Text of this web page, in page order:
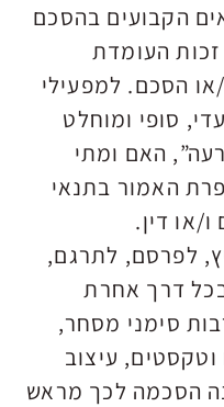
הקבועים בהסכם
העומדת
או הסכם. למפעילי
סופי ומוחלט
האם ומתי
האמור בתנאי
או דין.
לפרסם, לתרגם,
דרך אחרת
סימני מסחר,
וטקסטים, עיצוב
הסכמה לכך מראש